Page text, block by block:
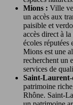
Mions : Ville
un accès aux
paisible et
accès direct à
écoles réputées
Mions est une
recherchent un
services de
Saint-
patrimoine
Rhône. Saint-